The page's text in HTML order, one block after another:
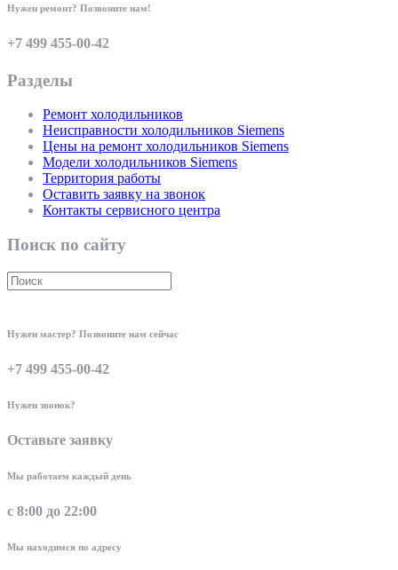
Нужен ремонт? Позвоните нам!
+7 499 455-00-42
Разделы
Ремонт холодильников
Неисправности холодильников Siemens
Цены на ремонт холодильников Siemens
Модели холодильников Siemens
Территория работы
Оставить заявку на звонок
Контакты сервисного центра
Поиск по сайту
Нужен мастер? Позвоните нам сейчас
+7 499 455-00-42
Нужен звонок?
Оставьте заявку
Мы работаем каждый день
с 8:00 до 22:00
Мы находимся по адресу